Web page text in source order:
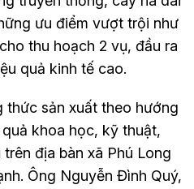
ưu điểm vượt trội như
thu hoạch 2 vụ, đầu ra
quả kinh tế cao.
thức sản xuất theo hướng
khoa học, kỹ thuật,
địa bàn xã Phú Long
Ông Nguyễn Đình Quý,